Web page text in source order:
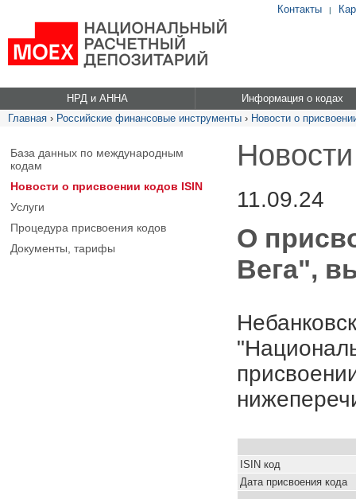
Контакты |
НРД и АННА
Информация о кодах
Главная › Российские финансовые инструменты › Новости о
База данных по международным
кодам
Новости о присвоении кодов ISIN
Услуги
Процедура присвоения кодов
Документы, тарифы
11.09.24
О
Вега",
ISIN код
Дата присвоения кода